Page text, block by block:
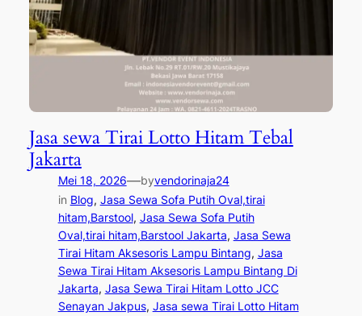
Jasa sewa Tirai Lotto Hitam Tebal
Jakarta
Mei 18, 2026—byvendorinaja24
in Blog, Jasa Sewa Sofa Putih Oval,tirai
hitam,Barstool, Jasa Sewa Sofa Putih
Oval,tirai hitam,Barstool Jakarta, Jasa Sewa
Tirai Hitam Aksesoris Lampu Bintang, Jasa
Sewa Tirai Hitam Aksesoris Lampu Bintang Di
Jakarta, Jasa Sewa Tirai Hitam Lotto JCC
Senayan Jakpus, Jasa sewa Tirai Lotto Hitam